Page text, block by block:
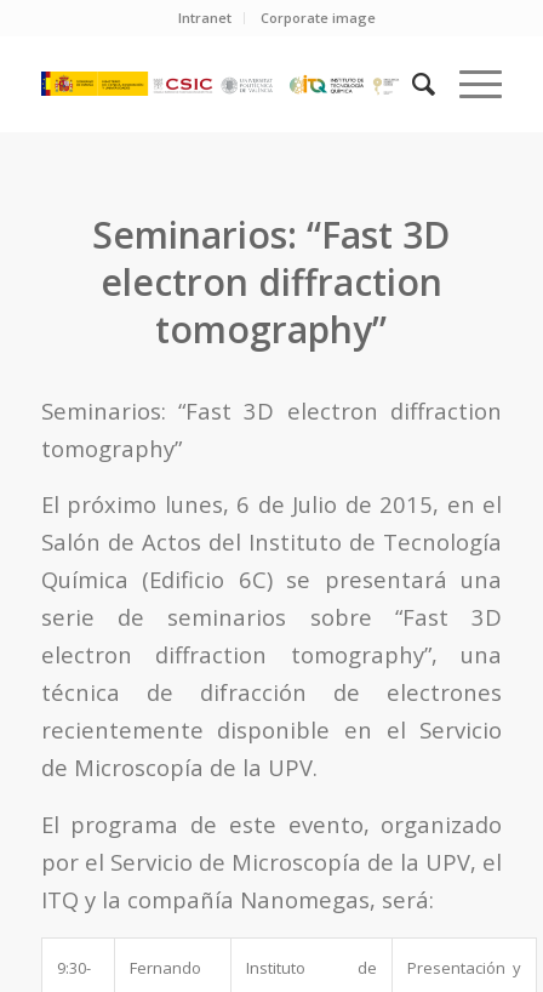
Intranet Corporate image
Seminarios: “Fast 3D
electron diffraction
tomography”
Seminarios: “Fast 3D electron diffraction
tomography”
El próximo lunes, 6 de Julio de 2015, en el
Salón de Actos del Instituto de Tecnología
Química (Edificio 6C) se presentará una
serie de seminarios sobre “Fast 3D
electron diffraction tomography”, una
técnica de difracción de electrones
recientemente disponible en el Servicio
de Microscopía de la UPV.
El programa de este evento, organizado
por el Servicio de Microscopía de la UPV, el
ITQ y la compañía Nanomegas, será:
9:30-
Fernando
Instituto de
Presentación y